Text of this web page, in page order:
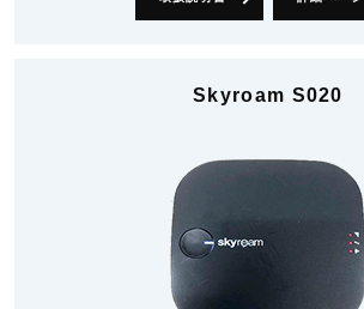
Skyroam S020